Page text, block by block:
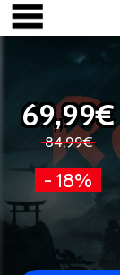
69,99€
84,99€
- 18%